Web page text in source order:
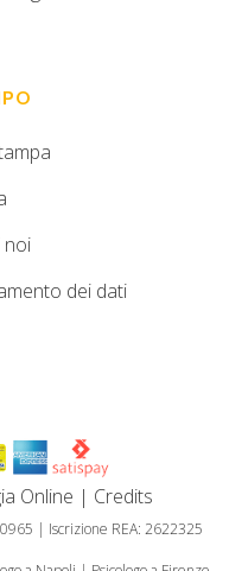
noi
dei dati
Online | Credits
| Iscrizione REA: 2622325